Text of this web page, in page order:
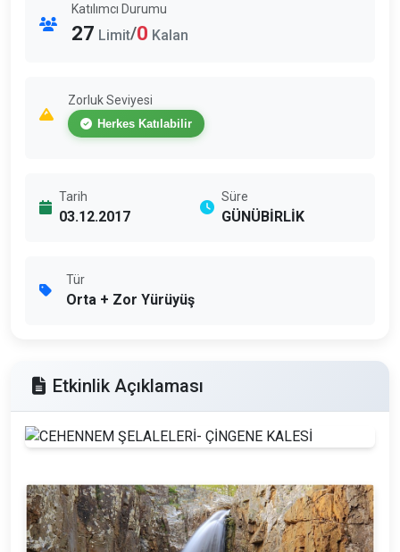
Katılımcı Durumu
27 Limit/0 Kalan
Zorluk Seviyesi
Herkes Katılabilir
Tarih
03.12.2017
Süre
GÜNÜBİRLİK
Tür
Orta + Zor Yürüyüş
Etkinlik Açıklaması